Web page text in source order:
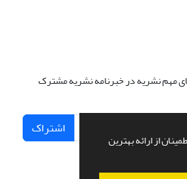
از ارائه بهترین
مهم نشریه در خبرنامه نشریه مشترک
اشتراک